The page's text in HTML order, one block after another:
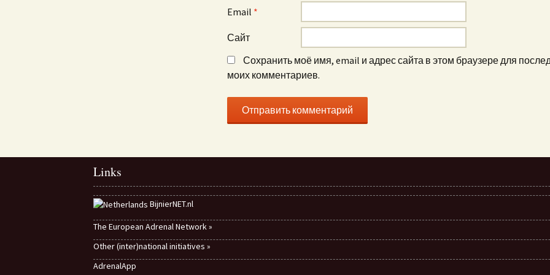
Email *
Сайт
Сохранить моё имя, email и адрес сайта в этом браузере для
моих комментариев.
Links
BijnierNET.nl
The European Adrenal Network »
Other (inter)national initiatives »
AdrenalApp